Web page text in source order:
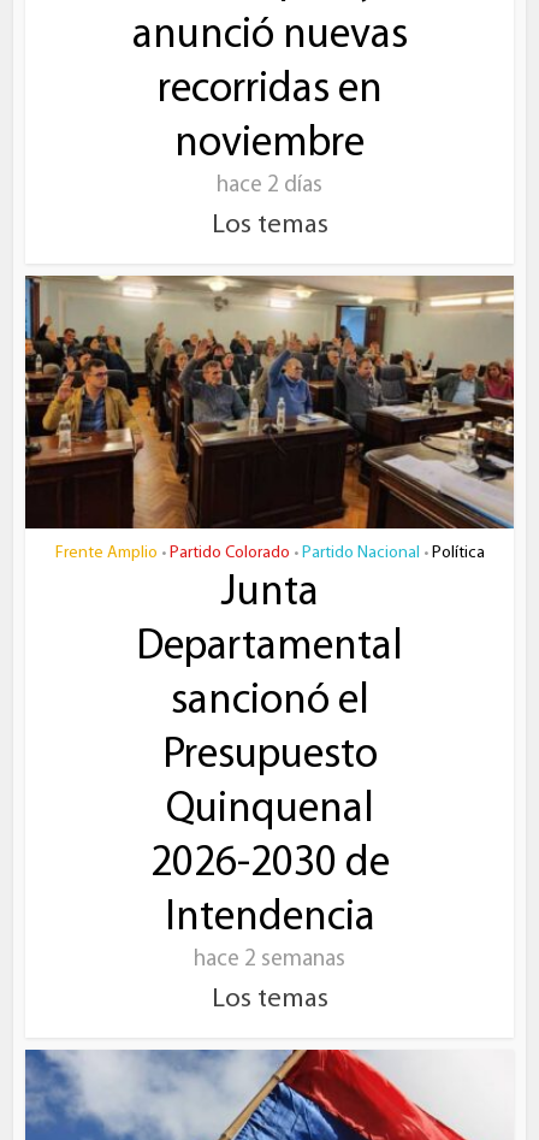
anunció nuevas
recorridas en
noviembre
hace 2 días
Los temas
Frente Amplio • Partido Colorado • Partido Nacional • Política
Junta
Departamental
sancionó el
Presupuesto
Quinquenal
2026-2030 de
Intendencia
hace 2 semanas
Los temas